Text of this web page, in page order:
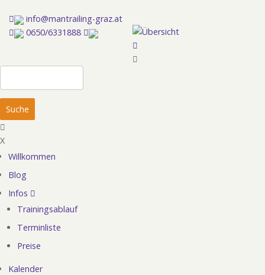
zum
Inhalt
info@mantrailing-graz.at
0650/6331888
X
Hauptnavigation
Willkommen
Blog
Infos
Trainingsablauf
Terminliste
Preise
Kalender